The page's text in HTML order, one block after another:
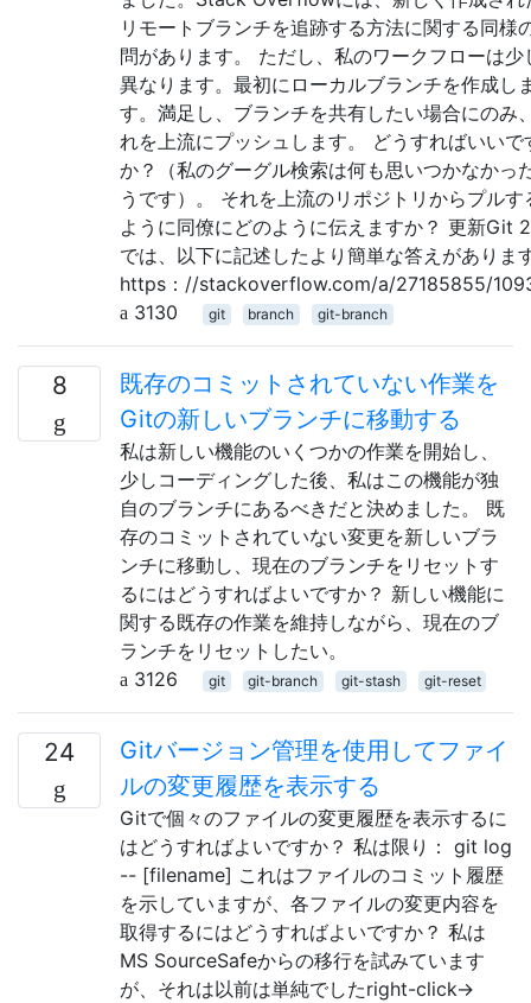
リモートブランチを追跡する方法に関する同様
問があります。 ただし、私のワークフローは少
異なります。最初にローカルブランチを作成し
す。満足し、ブランチを共有したい場合にのみ
れを上流にプッシュします。 どうすればいいで
か？（私のグーグル検索は何も思いつかなかっ
うです）。 それを上流のリポジトリからプルす
ように同僚にどのように伝えますか？ 更新Git
では、以下に記述したより簡単な答えがありま
https：//stackoverflow.com/a/27185855/
3130
git branch git-branch
8
既存のコミットされていない作業を
Gitの新しいブランチに移動する
私は新しい機能のいくつかの作業を開始し、
少しコーディングした後、私はこの機能が独
自のブランチにあるべきだと決めました。 既
存のコミットされていない変更を新しいブラ
ンチに移動し、現在のブランチをリセットす
るにはどうすればよいですか？ 新しい機能に
関する既存の作業を維持しながら、現在のブ
ランチをリセットしたい。
3126
git git-branch git-stash git-reset
24
Gitバージョン管理を使用してファイ
ルの変更履歴を表示する
Gitで個々のファイルの変更履歴を表示するに
はどうすればよいですか？ 私は限り： git log
-- [filename] これはファイルのコミット履歴
を示していますが、各ファイルの変更内容を
取得するにはどうすればよいですか？ 私は
MS SourceSafeからの移行を試みています
が、それは以前は単純でしたright-click→